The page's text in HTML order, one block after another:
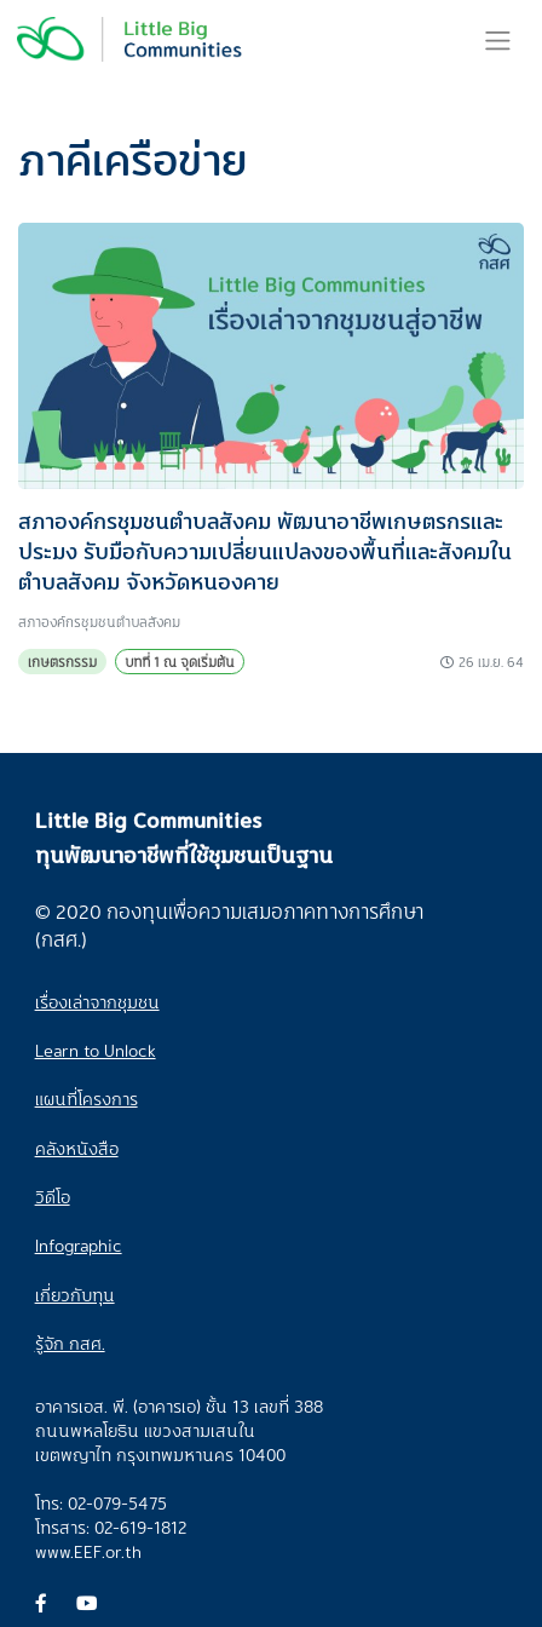
content
ภาคีเครือข่าย
สภาองค์กรชุมชนตำบลสังคม พัฒนาอาชีพเกษตรกรและ
ประมง รับมือกับความเปลี่ยนแปลงของพื้นที่และสังคมใน
ตำบลสังคม จังหวัดหนองคาย
สภาองค์กรชุมชนตำบลสังคม
เกษตรกรรม
บทที่ 1 ณ จุดเริ่มต้น 26 เม.ย. 64
Little Big Communities
ทุนพัฒนาอาชีพที่ใช้ชุมชนเป็นฐาน
© 2020 กองทุนเพื่อความเสมอภาคทางการศึกษา
(กสศ.)
เรื่องเล่าจากชุมชน
Learn to Unlock
แผนที่โครงการ
คลังหนังสือ
วิดีโอ
Infographic
เกี่ยวกับทุน
รู้จัก กสศ.
อาคารเอส. พี. (อาคารเอ) ชั้น 13 เลขที่ 388
ถนนพหลโยธิน แขวงสามเสนใน
เขตพญาไท กรุงเทพมหานคร 10400
โทร: 02-079-5475
โทรสาร: 02-619-1812
www.EEF.or.th